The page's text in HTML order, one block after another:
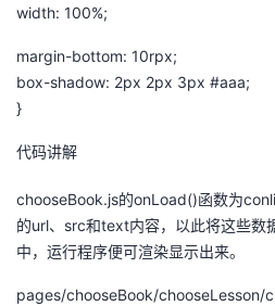
width: 100%;
margin-bottom: 10rpx;
box-shadow: 2px 2px 3px #aaa;
}
代码讲解
chooseBook.js的onLoad()函数为
的url、src和text内容，以此将这些数
中，运行程序便可渲染显示出来。
pages/chooseBook/chooseLesson/